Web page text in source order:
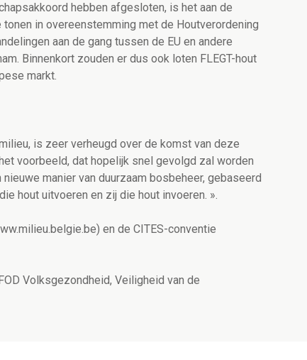
hebben afgesloten, is het aan de
in overeenstemming met de Houtverordening
aan de gang tussen de EU en andere
Binnenkort zouden er dus ook loten FLEGT-hout
markt.
is zeer verheugd over de komst van deze
voorbeeld, dat hopelijk snel gevolgd zal worden
manier van duurzaam bosbeheer, gebaseerd
hout uitvoeren en zij die hout invoeren. ».
en de CITES-conventie
Volksgezondheid, Veiligheid van de